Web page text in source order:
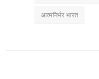
आत्मनिर्भर भारत